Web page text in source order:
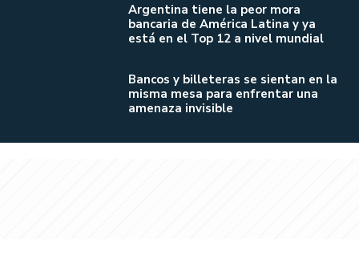
Argentina tiene la peor mora
bancaria de América Latina y ya
está en el Top 12 a nivel mundial
Bancos y billeteras se sientan en la
misma mesa para enfrentar una
amenaza invisible